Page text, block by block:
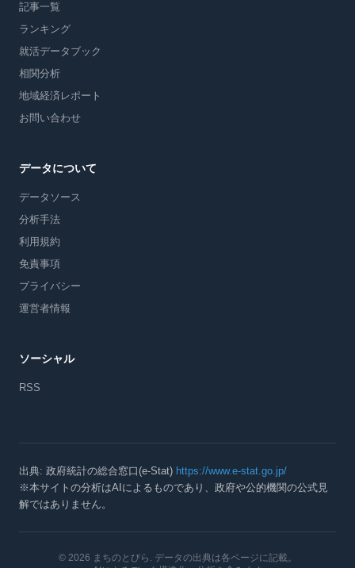
記事一覧
ランキング
就活データブック
相関分析
地域経済レポート
お問い合わせ
データについて
データソース
分析手法
利用規約
免責事項
プライバシー
運営者情報
ソーシャル
RSS
出典: 政府統計の総合窓口(e-Stat) https://www.e-stat.go.jp/
※本サイトの分析はAIによるものであり、政府や公的機関の公式見
解ではありません。
© 2026 まちのとびら . データの出典は各ページに記載。